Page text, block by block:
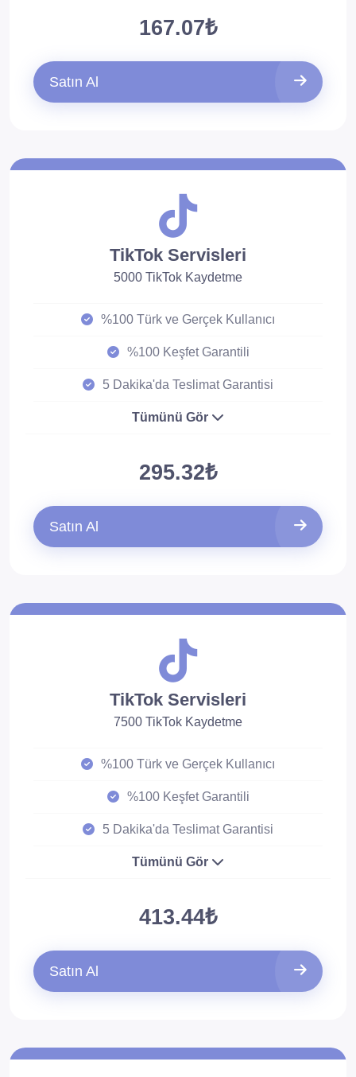
167.07₺
Satın Al
TikTok Servisleri
5000 TikTok Kaydetme
%100 Türk ve Gerçek Kullanıcı
%100 Keşfet Garantili
5 Dakika'da Teslimat Garantisi
Tümünü Gör
295.32₺
Satın Al
TikTok Servisleri
7500 TikTok Kaydetme
%100 Türk ve Gerçek Kullanıcı
%100 Keşfet Garantili
5 Dakika'da Teslimat Garantisi
Tümünü Gör
413.44₺
Satın Al